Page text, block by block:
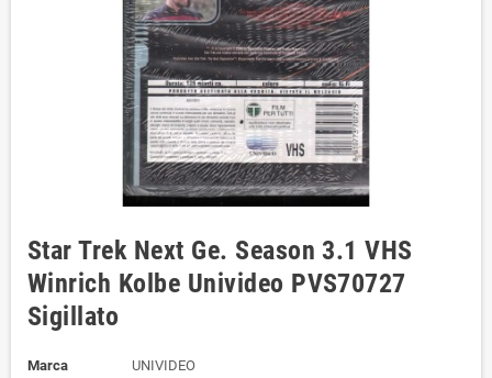
Star Trek Next Ge. Season 3.1 VHS
Winrich Kolbe Univideo PVS70727
Sigillato
Marca
UNIVIDEO